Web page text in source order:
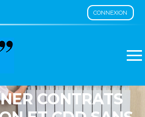
CONNEXION
CONTRATS